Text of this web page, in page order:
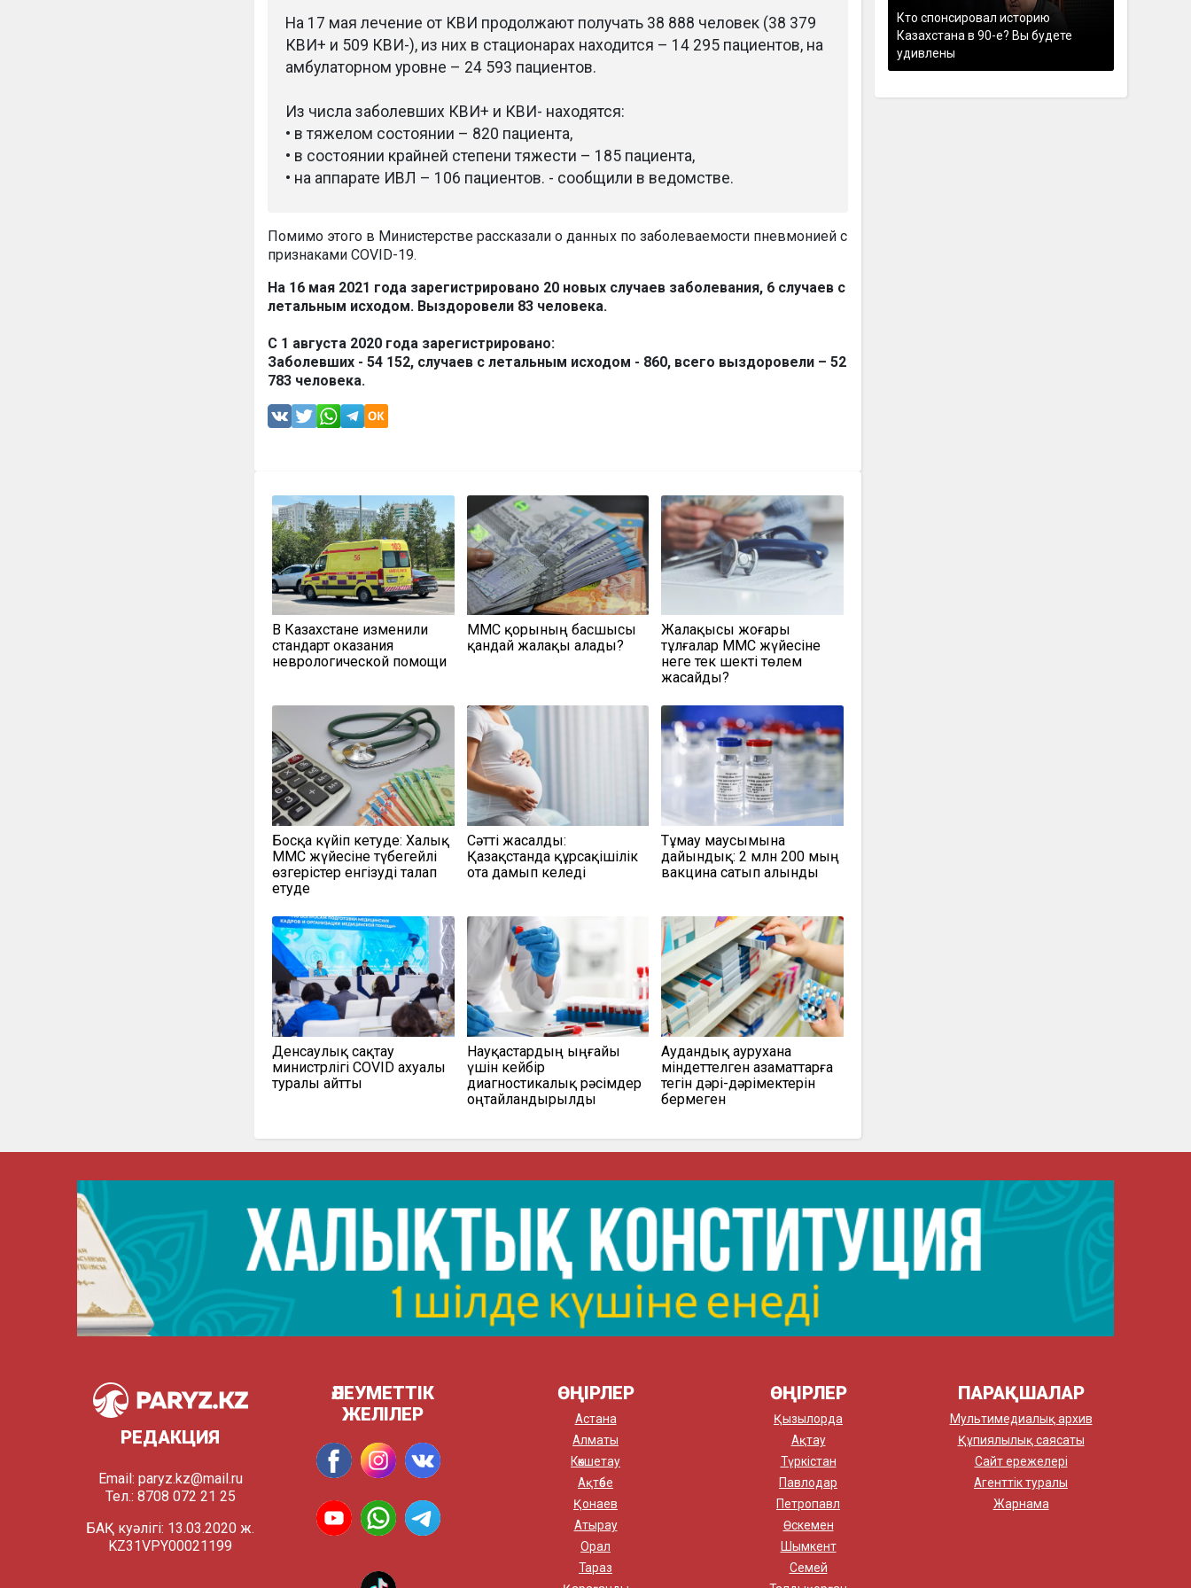
На 17 мая лечение от КВИ продолжают получать 38 888 человек (38 379
КВИ+ и 509 КВИ-), из них в стационарах находится – 14 295 пациентов, на
амбулаторном уровне – 24 593 пациентов.
Из числа заболевших КВИ+ и КВИ- находятся:
• в тяжелом состоянии – 820 пациента,
• в состоянии крайней степени тяжести – 185 пациента,
• на аппарате ИВЛ – 106 пациентов. - сообщили в ведомстве.
Помимо этого в Министерстве рассказали о данных по заболеваемости пневмонией с
признаками COVID-19.
На 16 мая 2021 года зарегистрировано 20 новых случаев заболевания, 6 случаев с
летальным исходом. Выздоровели 83 человека.
С 1 августа 2020 года зарегистрировано:
Заболевших - 54 152, случаев с летальным исходом - 860, всего выздоровели – 52
783 человека.
В Казахстане изменили
стандарт оказания
неврологической помощи
МӘМС қорының басшысы
қандай жалақы алады?
Жалақысы жоғары
тұлғалар МӘМС жүйесіне
неге тек шекті төлем
жасайды?
Босқа күйіп кетуде: Халық
МӘМС жүйесіне түбегейлі
өзгерістер енгізуді талап
етуде
Сәтті жасалды:
Қазақстанда құрсақішілік
ота дамып келеді
Тұмау маусымына
дайындық: 2 млн 200 мың
вакцина сатып алынды
Денсаулық сақтау
министрлігі COVID ахуалы
туралы айтты
Науқастардың ыңғайы
үшін кейбір
диагностикалық рәсімдер
оңтайландырылды
Аудандық аурухана
міндеттелген азаматтарға
тегін дәрі-дәрімектерін
бермеген
Кто спонсировал историю
Казахстана в 90-е? Вы будете
удивлены
РЕДАКЦИЯ
Email: paryz.kz@mail.ru
Тел.: 8708 072 21 25
БАҚ куәлігі: 13.03.2020 ж.
KZ31VPY00021199
ӘЛЕУМЕТТІК
ЖЕЛІЛЕР
ӨҢІРЛЕР
Астана
Алматы
Көкшетау
Ақтөбе
Қонаев
Атырау
Орал
Тараз
ӨҢІРЛЕР
Қызылорда
Ақтау
Түркістан
Павлодар
Петропавл
Өскемен
Шымкент
Семей
ПАРАҚШАЛАР
Мультимедиалық архив
Құпиялылық саясаты
Сайт ережелері
Агенттік туралы
Жарнама